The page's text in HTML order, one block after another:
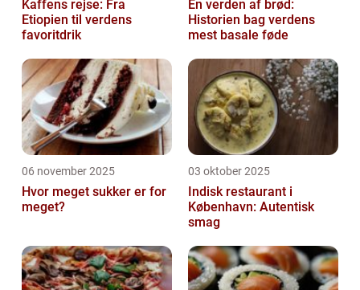
Kaffens rejse: Fra
Etiopien til verdens
favoritdrik
En verden af brød:
Historien bag verdens
mest basale føde
06 november 2025
Hvor meget sukker er for
meget?
03 oktober 2025
Indisk restaurant i
København: Autentisk
smag